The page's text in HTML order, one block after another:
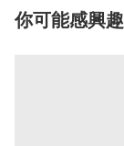
你可能感興